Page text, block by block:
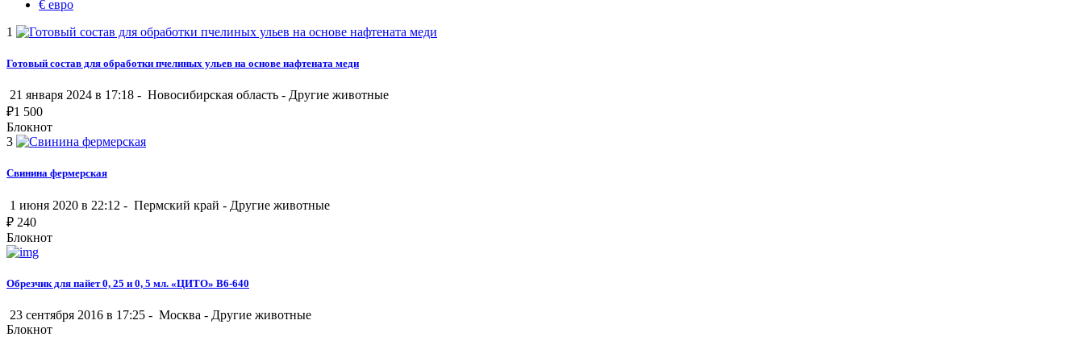
€ евро
1
Готовый состав для обработки пчелиных ульев на основе нафтената меди
21 января 2024 в 17:18 - Новосибирская область - Другие животные
₽1 500
Блокнот
3
Свинина фермерская
1 июня 2020 в 22:12 - Пермский край - Другие животные
₽ 240
Блокнот
Обрезчик для пайет 0, 25 и 0, 5 мл. «ЦИТО» В6-640
23 сентября 2016 в 17:25 - Москва - Другие животные
Блокнот